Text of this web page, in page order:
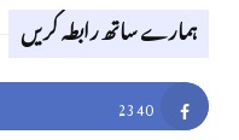
ہمارے ساتھ رابطہ کریں
2340